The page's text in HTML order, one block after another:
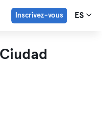
Inscrivez-vous ES